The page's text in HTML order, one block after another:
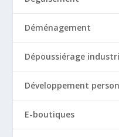
Déménagement
Dépoussiérage
Développement
E-boutiques